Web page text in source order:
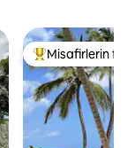
Misafirlerin
Misafirlerin